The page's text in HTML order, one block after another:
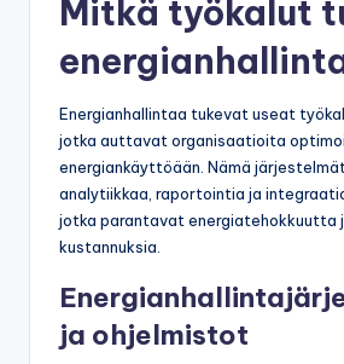
Mitkä työkalut
Energianhallintaa tukevat useat
jotka auttavat organisaatioita
energiankäyttöään. Nämä
analytiikkaa, raportointia ja
jotka parantavat energiatehokkuutta
kustannuksia.
ja ohjelmistot